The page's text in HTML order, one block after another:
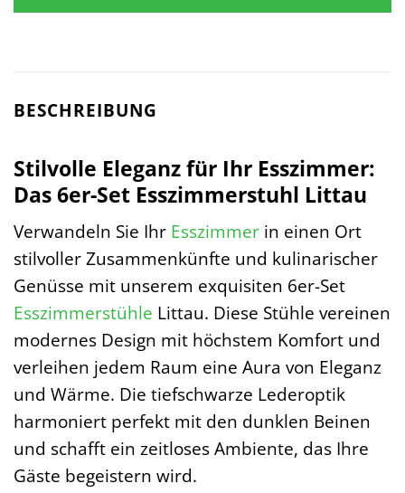
BESCHREIBUNG
Stilvolle Eleganz für Ihr Esszimmer:
Das 6er-Set Esszimmerstuhl Littau
Verwandeln Sie Ihr Esszimmer in einen Ort
stilvoller Zusammenkünfte und kulinarischer
Genüsse mit unserem exquisiten 6er-Set
Esszimmerstühle Littau. Diese Stühle vereinen
modernes Design mit höchstem Komfort und
verleihen jedem Raum eine Aura von Eleganz
und Wärme. Die tiefschwarze Lederoptik
harmoniert perfekt mit den dunklen Beinen
und schafft ein zeitloses Ambiente, das Ihre
Gäste begeistern wird.